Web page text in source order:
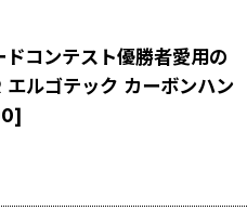
コンテスト優勝者愛用の
ルゴテック カーボンハン
]